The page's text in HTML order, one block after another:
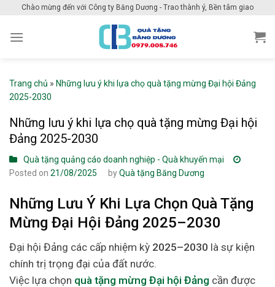
content
Chào mừng đến với Công ty Băng Dương - Trao thành ý, Bền tâm giao
Trang chủ » Những lưu ý khi lựa chọ quà tặng mừng Đại hội Đảng
2025-2030
Những lưu ý khi lựa chọ quà tặng mừng Đại hội
Đảng 2025-2030
Quà tặng quảng cáo doanh nghiệp - Quà khuyến mại
Posted on 21/08/2025 byQuà tặng Băng Dương
Những Lưu Ý Khi Lựa Chọn Quà Tặng
Mừng Đại Hội Đảng 2025–2030
Đại hội Đảng các cấp nhiệm kỳ 2025–2030 là sự kiện
chính trị trọng đại của đất nước.
Việc lựa chọn quà tặng mừng Đại hội Đảng cần được